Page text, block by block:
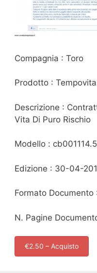
Compagnia : Toro
Prodotto : Tempovita
Descrizione :
Vita Di Puro Rischio
Modello :
Edizione : 30-04-
Formato Documento
N. Pagine
€2.50 – Acquisto